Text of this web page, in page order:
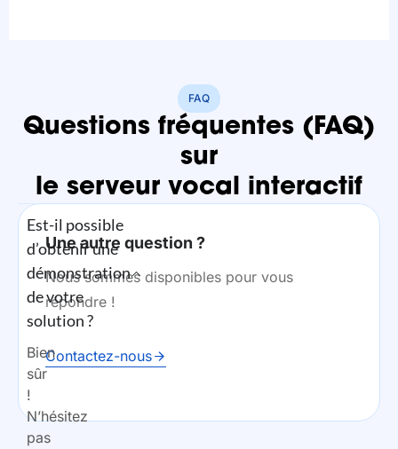
FAQ
Questions fréquentes (FAQ)
sur
le serveur vocal interactif
Une autre question ?
Nous sommes disponibles pour vous
répondre !
Contactez-nous
Est-il possible
d’obtenir une
démonstration
de votre
solution ?
Bien
sûr
!
N’hésitez
pas